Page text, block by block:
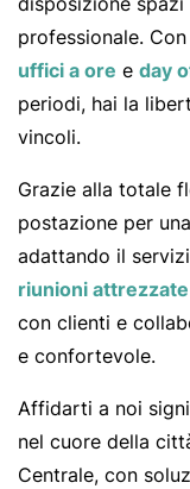
professionale. Con
uffici a ore e day
periodi, hai la
vincoli.
Grazie alla totale
postazione per
adattando il
riunioni attrezzate
con clienti e
e confortevole.
Affidarti a noi
nel cuore della
Centrale, con